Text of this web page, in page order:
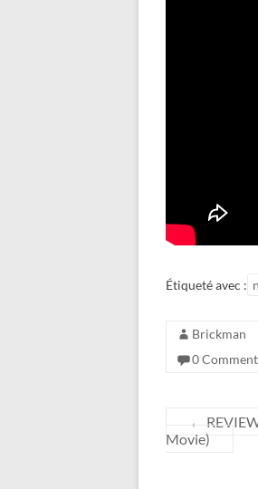
Étiqueté avec :
Brickman
0
←
Movie)